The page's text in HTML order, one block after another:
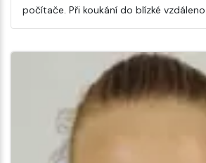
počítače. Při koukání do blízké vzdáleno…